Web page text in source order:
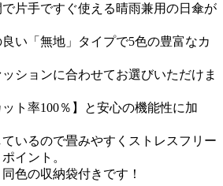
片手ですぐ使える晴雨兼用の日傘が
い「無地」タイプで5色の豊富なカ
ションに合わせてお選びいただけま
ット率100％】と安心の機能性に加
いるので畳みやすくストレスフリー
イント。
色の収納袋付きです！